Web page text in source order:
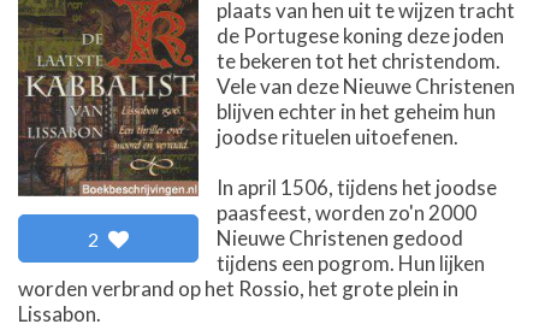
2
plaats van hen uit te wijzen tracht
de Portugese koning deze joden
te bekeren tot het christendom.
Vele van deze Nieuwe Christenen
blijven echter in het geheim hun
joodse rituelen uitoefenen.
In april 1506, tijdens het joodse
paasfeest, worden zo'n 2000
Nieuwe Christenen gedood
tijdens een pogrom. Hun lijken
worden verbrand op het Rossio, het grote plein in
Lissabon.